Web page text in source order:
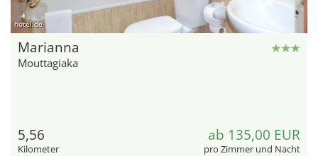
hotel.de
Marianna
Mouttagiaka
5,56
Kilometer
ab 135,00 EUR
pro Zimmer und Nacht